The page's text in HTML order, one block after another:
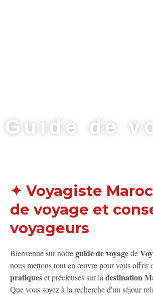
Guide de
✦ Voyagiste
de voyage et
voyageurs​
Bienvenue sur notreguide de voyagede
nous mettons tout en œuvre pour vous offrir
pratiqueset précieuses sur la destination
Que vous soyez à la recherche d'un séjour